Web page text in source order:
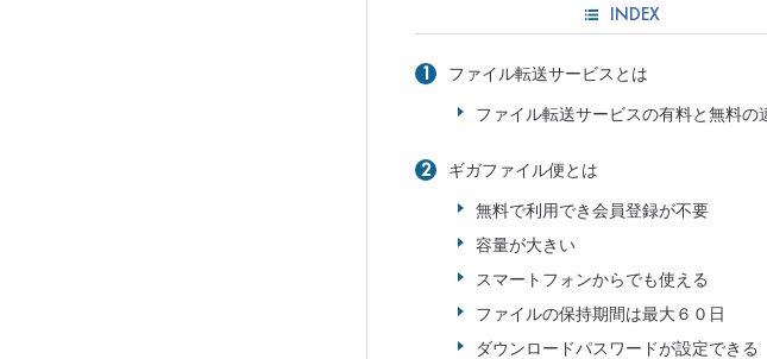
INDEX
ファイル転送サービスとは
ファイル転送サービスの有料と無料の
ギガファイル便とは
無料で利用でき会員登録が不要
容量が大きい
スマートフォンからでも使える
ファイルの保持期間は最大６０日
ダウンロードパスワードが設定できる